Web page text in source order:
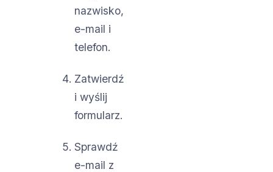
nazwisko,
e-mail i
telefon.
Zatwierdź
i wyślij
formularz.
Sprawdź
e-mail z